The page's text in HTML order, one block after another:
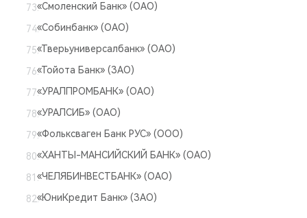
«Смоленский Банк» (ОАО)
«Собинбанк» (ОАО)
«Тверьуниверсалбанк» (ОАО)
«Тойота Банк» (ЗАО)
«УРАЛПРОМБАНК» (ОАО)
«УРАЛСИБ» (ОАО)
«Фольксваген Банк РУС» (ООО)
«ХАНТЫ-МАНСИЙСКИЙ БАНК» (ОАО)
«ЧЕЛЯБИНВЕСТБАНК» (ОАО)
«ЮниКредит Банк» (ЗАО)